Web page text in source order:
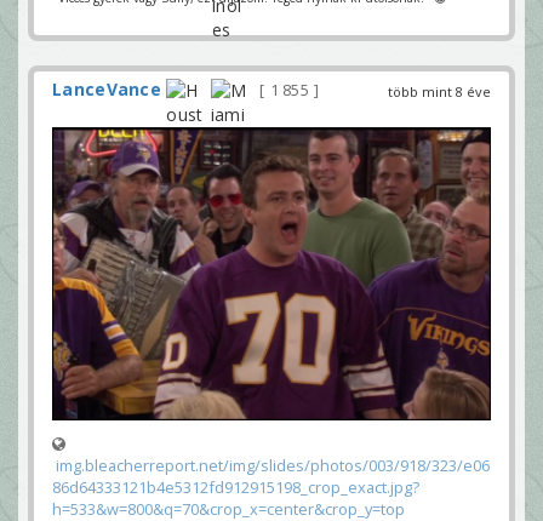
több mint 8 éve
LanceVance 1 855
img.bleacherreport.net/img/slides/photos/003/918/323/e06
86d64333121b4e5312fd912915198_crop_exact.jpg?
h=533&w=800&q=70&crop_x=center&crop_y=top